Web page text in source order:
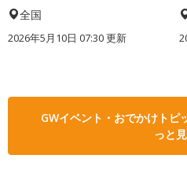
全国
2026年5月10日 07:30 更新
GWイベント・おでかけトピ
っと